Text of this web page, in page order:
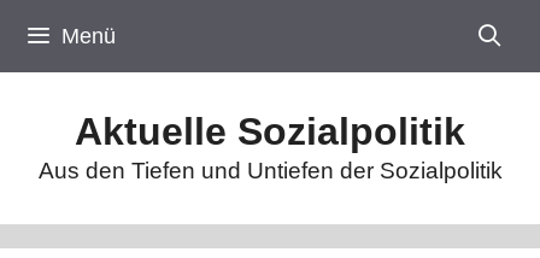
Inhalt
springen
Menü
Aktuelle Sozialpolitik
Aus den Tiefen und Untiefen der Sozialpolitik